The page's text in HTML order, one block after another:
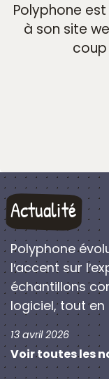
Polyphone
à son site
Actualité
Polyphone
l′accent sur
échantillons
logiciel, tout
13 avril 2026
Voir toutes les